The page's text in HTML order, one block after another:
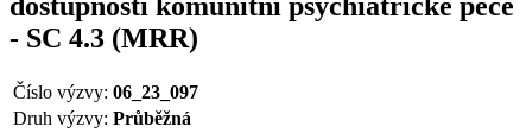
- SC 4.3 (MRR)
Číslo výzvy: 06_23_097
Druh výzvy: Průběžná